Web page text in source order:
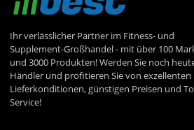
Ihr verlässlicher Partner im Fitness- und
Supplement-Großhandel - mit über 100
und 3000 Produkten! Werden Sie noch
Händler und profitieren Sie von exzellenten
Lieferkonditionen, günstigen Preisen und
Service!